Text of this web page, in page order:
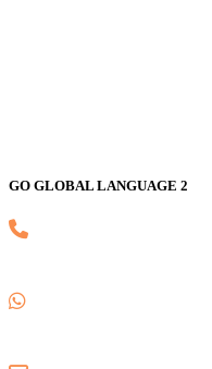
GO GLOBAL LANGUAGE 2